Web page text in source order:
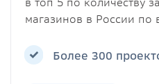
магазинов в России по
Более 300